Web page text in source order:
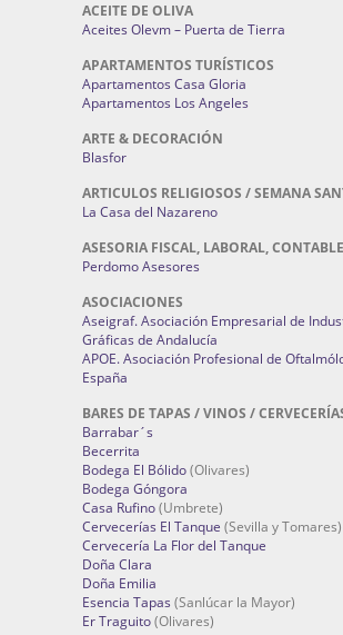
ACEITE DE OLIVA
Aceites Olevm – Puerta de Tierra
APARTAMENTOS TURÍSTICOS
Apartamentos Casa Gloria
Apartamentos Los Angeles
ARTE & DECORACIÓN
Blasfor
ARTICULOS RELIGIOSOS / SEMANA
La Casa del Nazareno
ASESORIA FISCAL, LABORAL, CONTABLE
Perdomo Asesores
ASOCIACIONES
Aseigraf. Asociación Empresarial de
Gráficas de Andalucía
APOE. Asociación Profesional de
España
BARES DE TAPAS / VINOS /
Barrabar´s
Becerrita
Bodega El Bólido(Olivares)
Bodega Góngora
Casa Rufino(Umbrete)
Cervecerías El Tanque (Sevilla y Tomares)
Cervecería La Flor del Tanque
Doña Clara
Doña Emilia
Esencia Tapas (Sanlúcar la Mayor)
Er Traguito(Olivares)